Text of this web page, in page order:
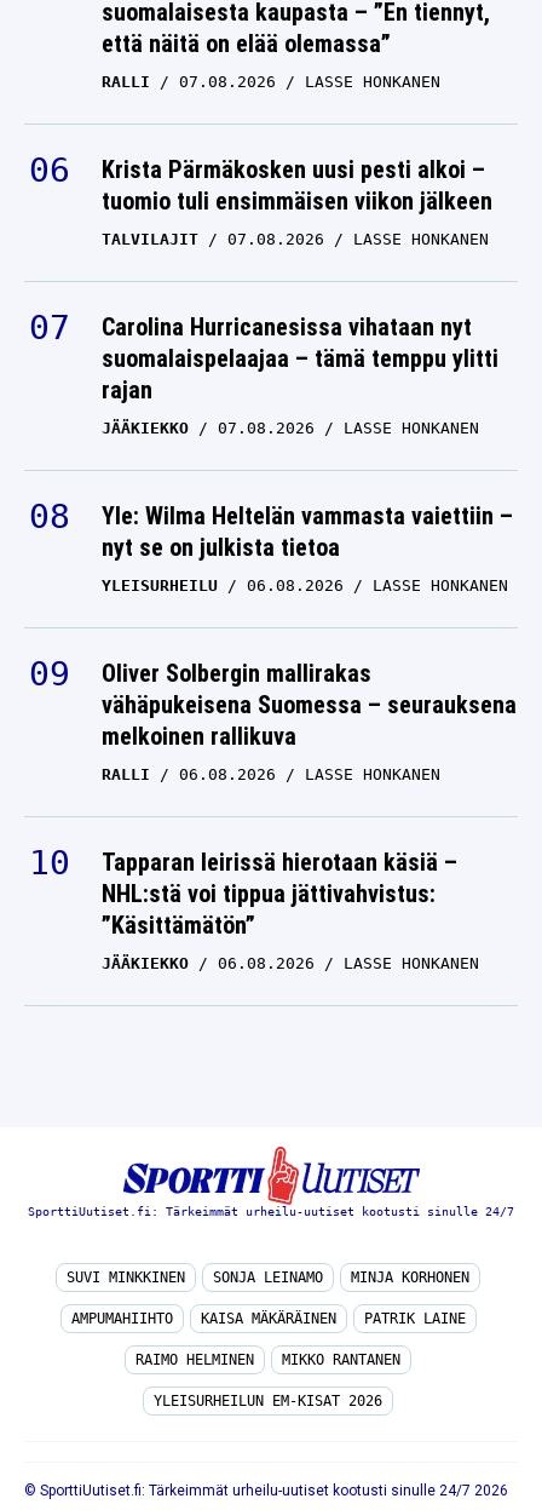
RALLI 07.08.2026 LASSE HONKANEN
Krista Pärmäkosken uusi pesti alkoi –
tuomio tuli ensimmäisen viikon jälkeen
TALVILAJIT 07.08.2026 LASSE HONKANEN
Carolina Hurricanesissa vihataan nyt
suomalaispelaajaa – tämä temppu ylitti
rajan
JÄÄKIEKKO
Yle: Wilma Heltelän vammasta vaiettiin –
nyt se on julkista tietoa
YLEISURHEILU 06.08.2026
Oliver Solbergin mallirakas
vähäpukeisena Suomessa – seurauksena
melkoinen rallikuva
RALLI 06.08.2026
Tapparan leirissä hierotaan käsiä –
NHL:stä voi tippua jättivahvistus:
”Käsittämätön”
JÄÄKIEKKO 06.08.2026
SporttiUutiset.fi: Tärkeimmät urheilu-uutiset kootusti sinulle 24/7
AMPUMAHIIHTO KAISA MÄKÄRÄINEN PATRIK LAINE
RAIMO HELMINEN MIKKO RANTANEN
YLEISURHEILUN EM-KISAT 2026
TIETOA MEISTÄ/🇬🇧 SPORTIVO NETWORK/ KÄYTTÖEHDOT